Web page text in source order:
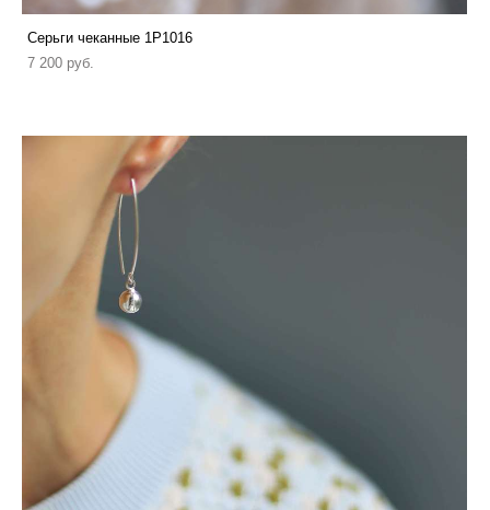
Серьги чеканные 1P1016
7 200 pуб.